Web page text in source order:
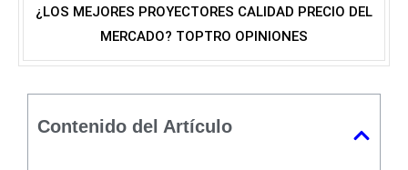
¿LOS MEJORES PROYECTORES CALIDAD PRECIO DEL
MERCADO? TOPTRO OPINIONES
Contenido del Artículo